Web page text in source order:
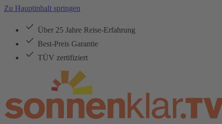
Zu Hauptinhalt springen
Über 25 Jahre Reise-Erfahrung
Best-Preis Garantie
TÜV zertifiziert